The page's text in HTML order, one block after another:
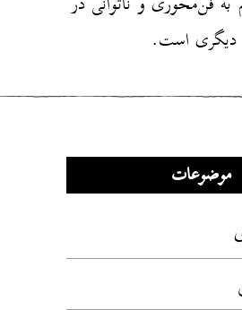
دیگری است.
موضوعات